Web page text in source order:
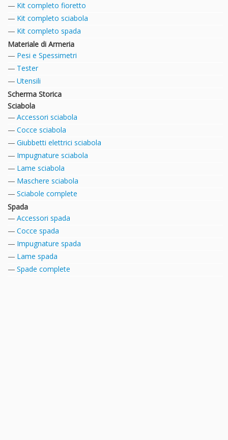
Kit completo fioretto
Kit completo sciabola
Kit completo spada
Materiale di Armeria
Pesi e Spessimetri
Tester
Utensili
Scherma Storica
Sciabola
Accessori sciabola
Cocce sciabola
Giubbetti elettrici sciabola
Impugnature sciabola
Lame sciabola
Maschere sciabola
Sciabole complete
Spada
Accessori spada
Cocce spada
Impugnature spada
Lame spada
Spade complete